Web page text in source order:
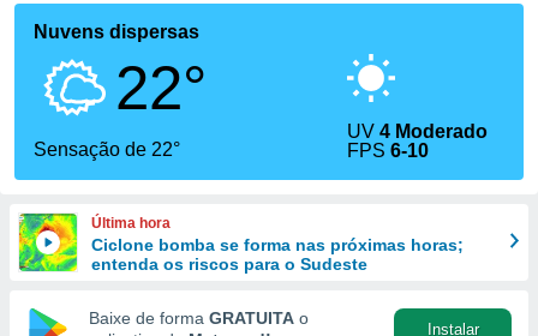
por
para
fornecidas
e
forma
Nuvens dispersas
22°
Sensação de 22°
UV4 Moderado
FPS6-10
Última hora
Ciclone bomba se forma nas próximas horas;
entenda os riscos para o Sudeste
Baixe de forma GRATUITA o
Instalar